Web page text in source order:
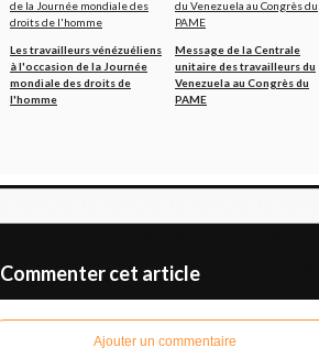
Les travailleurs vénézuéliens
à l'occasion de la Journée
mondiale des droits de
l'homme
Message de la Centrale
unitaire des travailleurs du
Venezuela au Congrès du
PAME
Commenter cet article
Ajouter un commentaire